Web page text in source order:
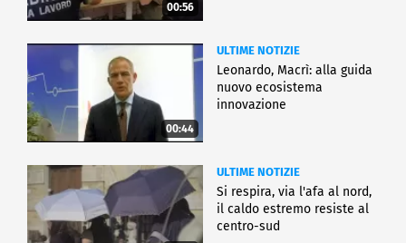
00:56
00:44
ULTIME NOTIZIE
Leonardo, Macrì: alla guida
nuovo ecosistema
innovazione
ULTIME NOTIZIE
Si respira, via l'afa al nord,
il caldo estremo resiste al
centro-sud